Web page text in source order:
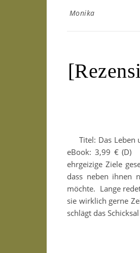
Monika
Titel: Das Leben
eBook: 3,99 € (D)
ehrgeizige Ziele
dass neben ihnen
möchte. Lange
sie wirklich gerne
schlägt das